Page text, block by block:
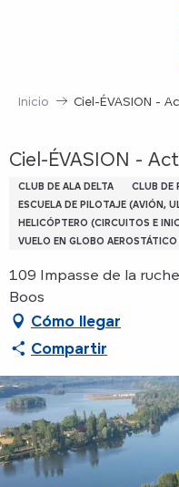
Inicio Ciel-ÉVASION -
Ciel-ÉVASION -
CLUB DE ALA DELTA CLUB DE
ESCUELA DE PILOTAJE (AVIÓN,
HELICÓPTERO (CIRCUITOS E
VUELO EN GLOBO AEROSTÁTICO
109 Impasse de la
Boos
Cómo llegar
Compartir